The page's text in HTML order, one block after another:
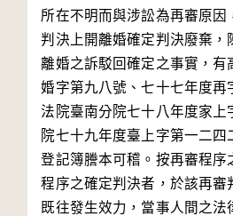
所在不明而與涉訟為再審原因
判決上開離婚確定判決廢棄，
離婚之訴駁回確定之事實，有
婚字第九八號、七十七年度再
法院臺南分院七十八年度家上
院七十九年度臺上字第一二四
登記簿謄本可稽。按再審程序
程序之確定判決者，於該再審
既往發生效力，當事人間之法